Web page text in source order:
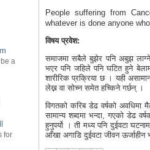
a
for
People suffering from
whatever is done anyone
विषय प्रवेश:
समाजमा सबैले बुझेर पनि अबुझ लाग्ने,
भएर पनि जहिले पनि घटित हुने
शारीरिक प्रक्रिया छ । यही
लेख्न वा सोच्न समेत हच्किने गर्छन् ।
विगतको करिब डेढ वर्षको अवधिमा
सामान्य शब्दमा भन्दा, गएको डेढ
हुनुपर्यो । ती मध्य पनि दुईवटा
आँखा अगाडि दुईवटा जीवन